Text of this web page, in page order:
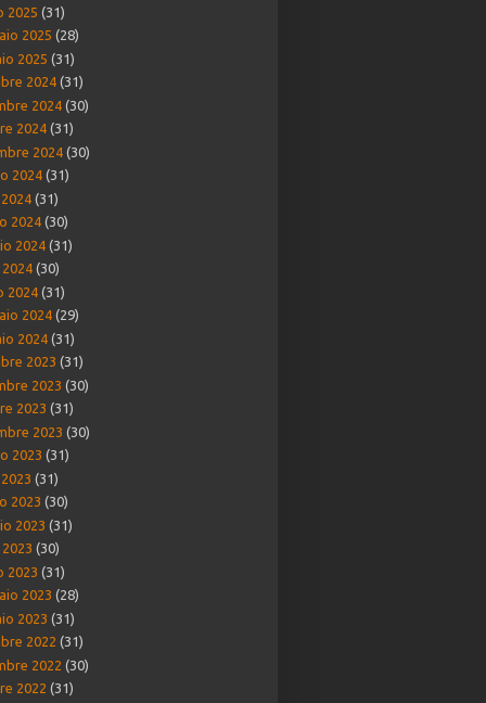
2025 (31)
2025 (28)
2025 (31)
2024 (31)
2024 (30)
2024 (31)
2024 (30)
2024 (31)
(31)
2024 (30)
2024 (31)
(30)
2024 (31)
2024 (29)
2024 (31)
2023 (31)
2023 (30)
2023 (31)
2023 (30)
2023 (31)
(31)
2023 (30)
2023 (31)
(30)
2023 (31)
2023 (28)
2023 (31)
2022 (31)
2022 (30)
2022 (31)